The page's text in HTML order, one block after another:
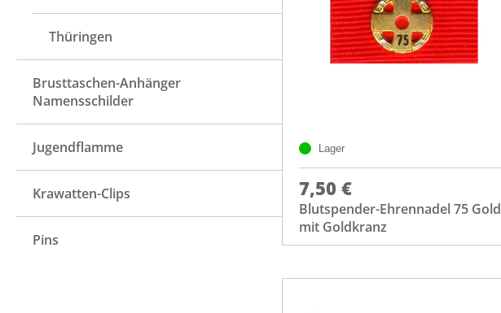
Thüringen
Brusttaschen-Anhänger
Namensschilder
Jugendflamme
Krawatten-Clips
Pins
Lager
7,50 €
Blutspender-Ehrennadel 75 Gold
mit Goldkranz